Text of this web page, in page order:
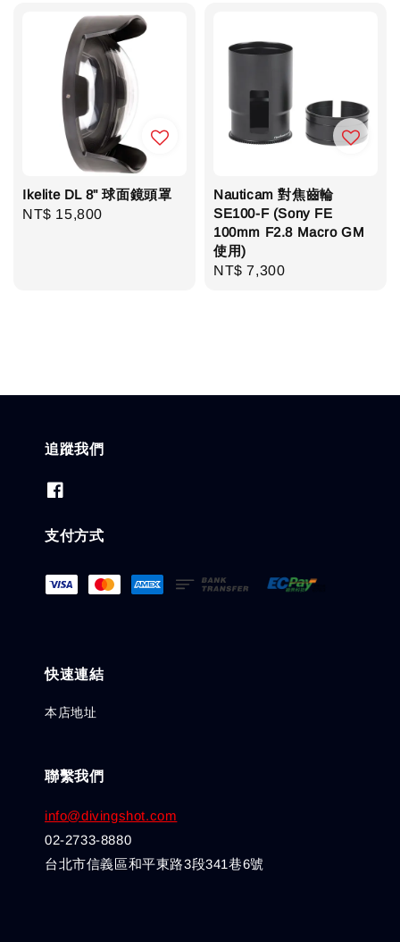
Ikelite DL 8" 球面鏡頭罩
Regular
NT$ 15,800
Nauticam 對焦齒輪
SE100-F (Sony FE
100mm F2.8 Macro GM
使用)
Regular
NT$ 7,300
追蹤我們
支付方式
快速連結
本店地址
聯繫我們
info@divingshot.com
02-2733-8880
台北市信義區和平東路3段341巷6號